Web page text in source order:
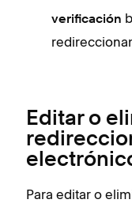
verificación
Editar o
Para editar o